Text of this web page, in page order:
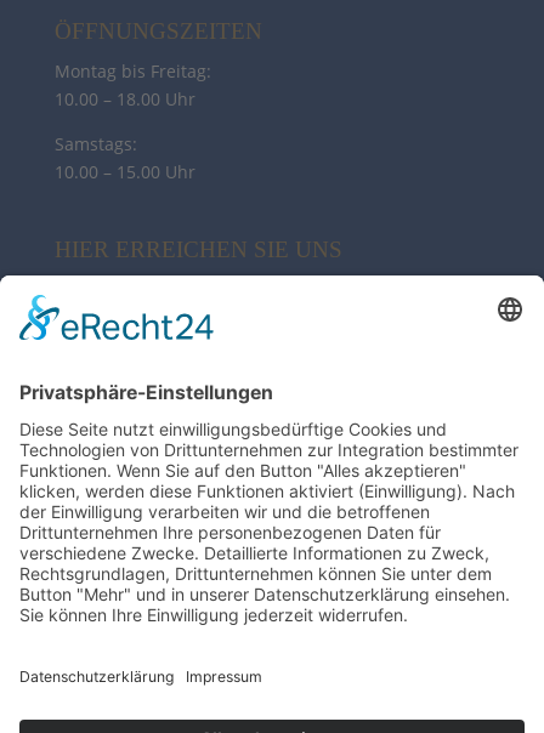
ÖFFNUNGSZEITEN
Montag bis Freitag:
10.00 – 18.00 Uhr
Samstags:
10.00 – 15.00 Uhr
HIER ERREICHEN SIE UNS
Poststr. 10 | 21244 Buchholz
info@syltcollection.de
ZAHLUNG & VERSAND